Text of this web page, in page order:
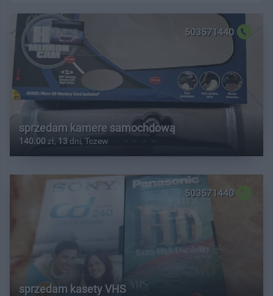
503571440
sprzedam kamere samochdową
140.00 zł, 13 dni, Tczew
503571440
sprzedam kasety VHS